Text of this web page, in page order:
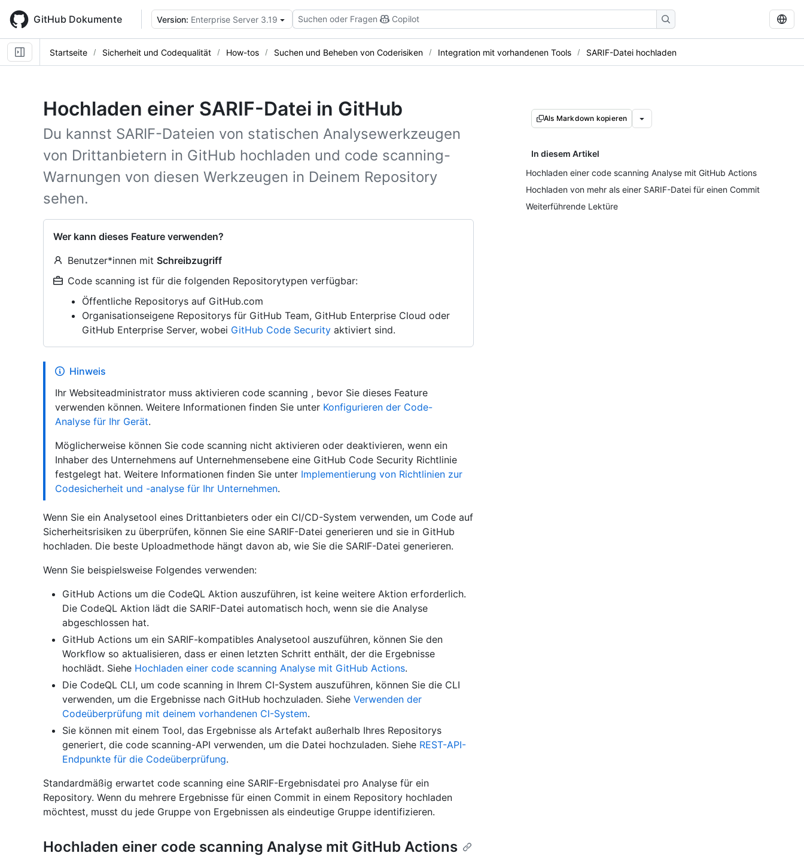
main
content
GitHub Dokumente Version: Enterprise Server 3.19 Suchen oder Fragen Copilot
Startseite Sicherheit und Codequalität How-tos Suchen und Beheben von Coderisiken Integration mit vorhandenen Tools SARIF-Datei hochladen
Hochladen einer SARIF-Datei in GitHub
Du kannst SARIF-Dateien von statischen Analysewerkzeugen
von Drittanbietern in GitHub hochladen und code scanning-
Warnungen von diesen Werkzeugen in Deinem Repository
sehen.
Wer kann dieses Feature verwenden?
Benutzer*innen mit Schreibzugriff
Code scanning ist für die folgenden Repositorytypen verfügbar:
Öffentliche Repositorys auf GitHub.com
Organisationseigene Repositorys für GitHub Team, GitHub Enterprise Cloud oder
GitHub Enterprise Server, wobei GitHub Code Security aktiviert sind.
Als Markdown kopieren
In diesem Artikel
Hochladen einer code scanning Analyse mit GitHub Actions
Hochladen von mehr als einer SARIF-Datei für einen Commit
Weiterführende Lektüre
Hinweis
Ihr Websiteadministrator muss aktivieren code scanning , bevor Sie dieses Feature
verwenden können. Weitere Informationen finden Sie unter Konfigurieren der Code-
Analyse für Ihr Gerät.
Möglicherweise können Sie code scanning nicht aktivieren oder deaktivieren, wenn ein
Inhaber des Unternehmens auf Unternehmensebene eine GitHub Code Security Richtlinie
festgelegt hat. Weitere Informationen finden Sie unter Implementierung von Richtlinien zur
Codesicherheit und -analyse für Ihr Unternehmen.
Wenn Sie ein Analysetool eines Drittanbieters oder ein CI/CD-System verwenden, um Code auf
Sicherheitsrisiken zu überprüfen, können Sie eine SARIF-Datei generieren und sie in GitHub
hochladen. Die beste Uploadmethode hängt davon ab, wie Sie die SARIF-Datei generieren.
Wenn Sie beispielsweise Folgendes verwenden:
GitHub Actions um die CodeQL Aktion auszuführen, ist keine weitere Aktion erforderlich.
Die CodeQL Aktion lädt die SARIF-Datei automatisch hoch, wenn sie die Analyse
abgeschlossen hat.
GitHub Actions um ein SARIF-kompatibles Analysetool auszuführen, können Sie den
Workflow so aktualisieren, dass er einen letzten Schritt enthält, der die Ergebnisse
hochlädt. Siehe Hochladen einer code scanning Analyse mit GitHub Actions.
Die CodeQL CLI, um code scanning in Ihrem CI-System auszuführen, können Sie die CLI
verwenden, um die Ergebnisse nach GitHub hochzuladen. Siehe Verwenden der
Codeüberprüfung mit deinem vorhandenen CI-System.
Sie können mit einem Tool, das Ergebnisse als Artefakt außerhalb Ihres Repositorys
generiert, die code scanning-API verwenden, um die Datei hochzuladen. Siehe REST-API-
Endpunkte für die Codeüberprüfung.
Standardmäßig erwartet code scanning eine SARIF-Ergebnisdatei pro Analyse für ein
Repository. Wenn du mehrere Ergebnisse für einen Commit in einem Repository hochladen
möchtest, musst du jede Gruppe von Ergebnissen als eindeutige Gruppe identifizieren.
Hochladen einer code scanning Analyse mit GitHub Actions